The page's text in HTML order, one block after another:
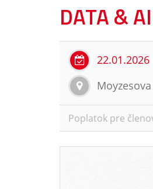
DATA &
22.01.2026
Poplatok pre